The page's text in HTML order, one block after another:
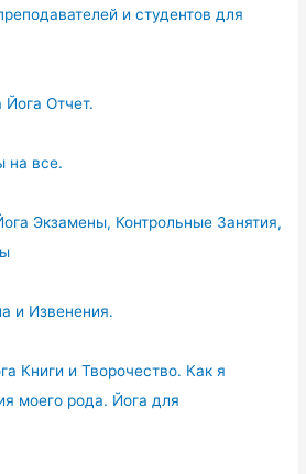
и студентов для
Отчет.
на все.
Экзамены, Контрольные Занятия,
и Извенения.
Книги и Творочество. Как я
моего рода. Йога для